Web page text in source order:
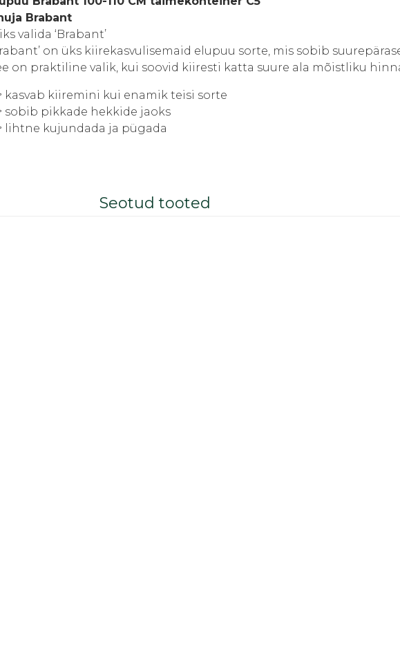
Brabant
valida ‘Brabant’
on üks kiirekasvulisemaid elupuu sorte, mis sobib
on praktiline valik, kui soovid kiiresti katta suure ala mõistliku
kasvab kiiremini kui enamik teisi sorte
sobib pikkade hekkide jaoks
lihtne kujundada ja pügada
Seotud tooted